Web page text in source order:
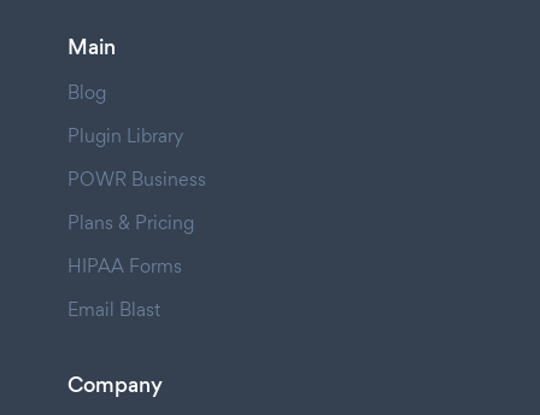
Main
Blog
Plugin Library
POWR Business
Plans & Pricing
HIPAA Forms
Email Blast
Company